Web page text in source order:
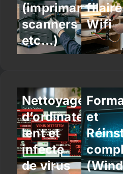
(imprimantes,
scanners
etc…)
Wifi
Nettoyage
d’ordinateur
lent et
infecté
de virus
et